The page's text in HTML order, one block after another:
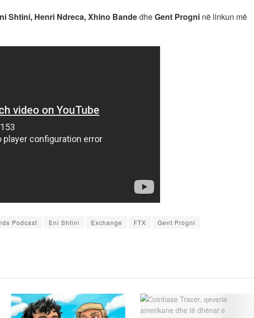
Shtini, Henri Ndreca, Xhino BandedheGent Progni në linkun më
Podcast Eni Shtini Exchange FTX
Gent Progni